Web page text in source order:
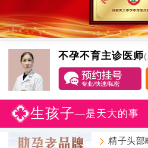
不孕不育主诊医师
生孩子—是天大的事
精子头部